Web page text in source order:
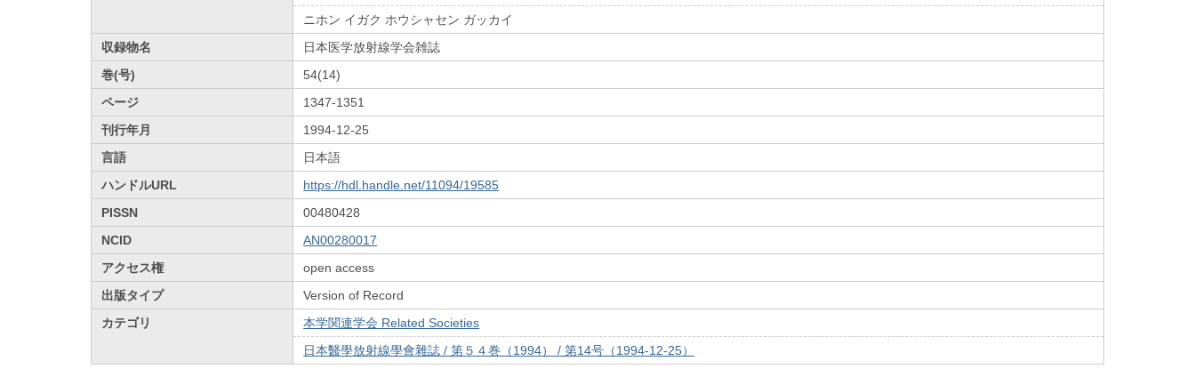
ニホン イガク ホウシャセン ガッカイ
収録物名
日本医学放射線学会雑誌
巻(号)
54(14)
ページ
1347-1351
刊行年月
1994-12-25
言語
日本語
ハンドルURL
https://hdl.handle.net/11094/19585
PISSN
00480428
NCID
AN00280017
アクセス権
open access
出版タイプ
Version of Record
カテゴリ
本学関連学会 Related Societies
日本醫學放射線學會雜誌 / 第５４巻（1994） / 第14号（1994-12-25）